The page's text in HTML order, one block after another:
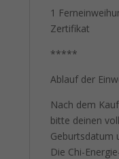
1
Zertifikat
*****
Ablauf der
Nach dem
bitte deinen
Geburtsdatum
Die Chi-